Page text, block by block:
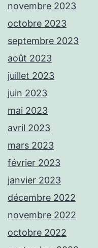
novembre 2023
octobre 2023
septembre 2023
août 2023
juillet 2023
juin 2023
mai 2023
avril 2023
mars 2023
février 2023
janvier 2023
décembre 2022
novembre 2022
octobre 2022